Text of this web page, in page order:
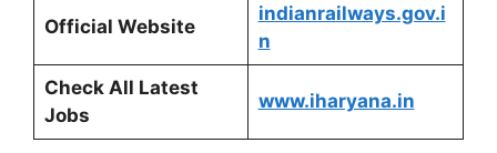
Official Website
indianrailways.gov.i
n
Check All Latest
Jobs
www.iharyana.in